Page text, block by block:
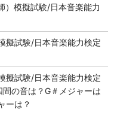
）模擬試験/日本音楽能力
擬試験/日本音楽能力検定
擬試験/日本音楽能力検定
の音は？G＃メジャーは
ーは？